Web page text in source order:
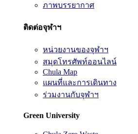
ภาพบรรยากาศ
ติดต่อจุฬาฯ
หน่วยงานของจุฬาฯ
สมุดโทรศัพท์ออนไลน์
Chula Map
แผนที่และการเดินทาง
ร่วมงานกับจุฬาฯ
Green University